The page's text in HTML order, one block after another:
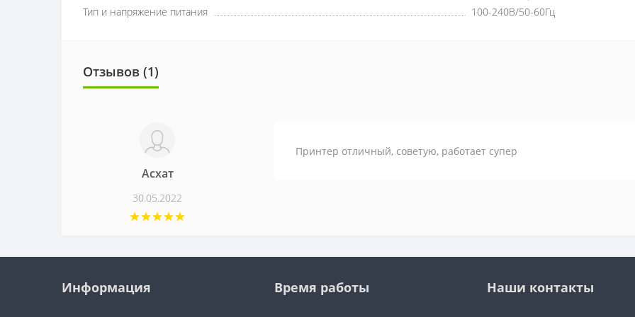
Тип и напряжение питания
100-240В/50-60Гц
Отзывов (1)
Асхат
30.05.2022
Принтер отличный, советую, работает супер
Информация Время работы Наши контакты